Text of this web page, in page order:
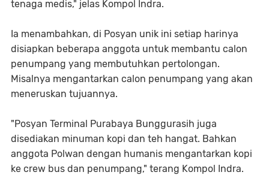
tenaga medis," jelas Kompol Indra.
Ia menambahkan, di Posyan unik ini setiap harinya
disiapkan beberapa anggota untuk membantu calon
penumpang yang membutuhkan pertolongan.
Misalnya mengantarkan calon penumpang yang akan
meneruskan tujuannya.
"Posyan Terminal Purabaya Bunggurasih juga
disediakan minuman kopi dan teh hangat. Bahkan
anggota Polwan dengan humanis mengantarkan kopi
ke crew bus dan penumpang," terang Kompol Indra.